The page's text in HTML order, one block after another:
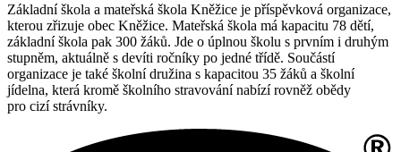
Základní škola a mateřská škola Kněžice je příspěvková organizace,
kterou zřizuje obec Kněžice. Mateřská škola má kapacitu 78 dětí,
základní škola pak 300 žáků. Jde o úplnou školu s prvním i druhým
stupněm, aktuálně s devíti ročníky po jedné třídě. Součástí
organizace je také školní družina s kapacitou 35 žáků a školní
jídelna, která kromě školního stravování nabízí rovněž obědy
pro cizí strávníky.